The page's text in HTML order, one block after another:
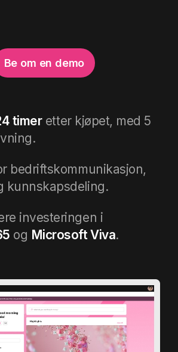
Be om en demo
timeretter kjøpet, med 5
.
bedriftskommunikasjon,
kunnskapsdeling.
investeringen i
og Microsoft Viva.